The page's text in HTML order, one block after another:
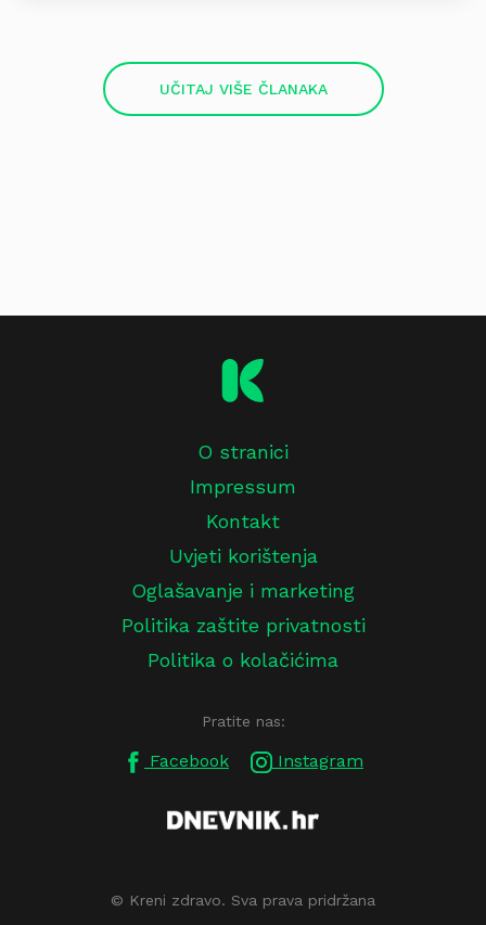
UČITAJ VIŠE ČLANAKA
O stranici
Impressum
Kontakt
Uvjeti korištenja
Oglašavanje i marketing
Politika zaštite privatnosti
Politika o kolačićima
Pratite nas:
Facebook Instagram
© Kreni zdravo. Sva prava pridržana